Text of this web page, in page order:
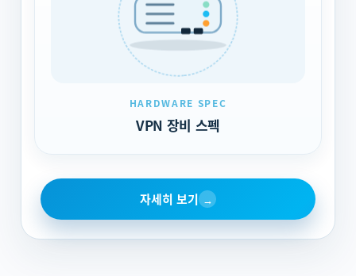
HARDWARE SPEC
VPN 장비 스펙
자세히 보기 →